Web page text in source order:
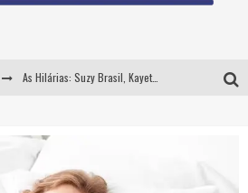
As Hilárias: Suzy Brasil, Kayete e Karoline Absinto retornam a Belo Horizonte para apresentação única no Teatro Sesiminas